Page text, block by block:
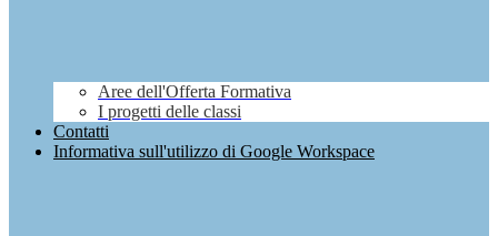
Aree dell'Offerta Formativa
I progetti delle classi
Contatti
Informativa sull'utilizzo di Google Workspace